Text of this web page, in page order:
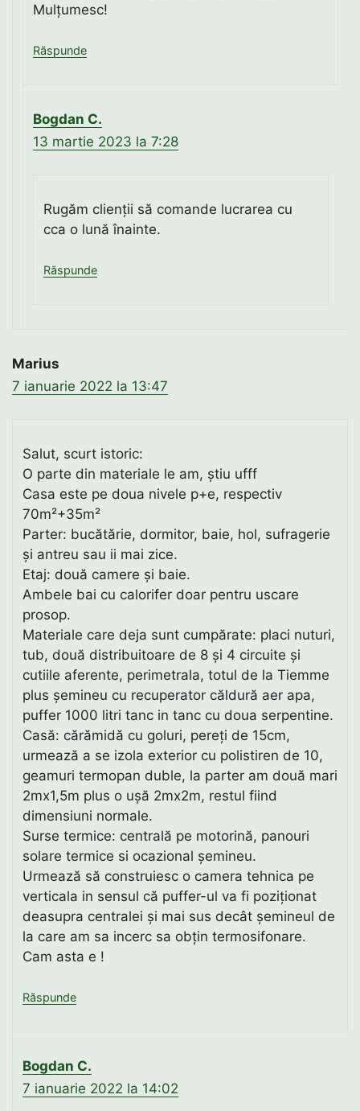
Mulțumesc!
Răspunde
Bogdan C.
13 martie 2023 la 7:28
Rugăm clienții să comande lucrarea cu
cca o lună înainte.
Răspunde
Marius
7 ianuarie 2022 la 13:47
Salut, scurt istoric:
O parte din materiale le am, știu ufff
Casa este pe doua nivele p+e, respectiv
70m²+35m²
Parter: bucătărie, dormitor, baie, hol, sufragerie
și antreu sau ii mai zice.
Etaj: două camere și baie.
Ambele bai cu calorifer doar pentru uscare
prosop.
Materiale care deja sunt cumpărate: placi nuturi,
tub, două distribuitoare de 8 și 4 circuite și
cutiile aferente, perimetrala, totul de la Tiemme
plus șemineu cu recuperator căldură aer apa,
puffer 1000 litri tanc in tanc cu doua serpentine.
Casă: cărămidă cu goluri, pereți de 15cm,
urmează a se izola exterior cu polistiren de 10,
geamuri termopan duble, la parter am două mari
2mx1,5m plus o ușă 2mx2m, restul fiind
dimensiuni normale.
Surse termice: centrală pe motorină, panouri
solare termice si ocazional șemineu.
Urmează să construiesc o camera tehnica pe
verticala in sensul că puffer-ul va fi poziționat
deasupra centralei și mai sus decât șemineul de
la care am sa incerc sa obțin termosifonare.
Cam asta e !
Răspunde
Bogdan C.
7 ianuarie 2022 la 14:02